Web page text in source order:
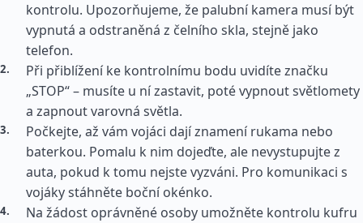
kontrolu. Upozorňujeme, že palubní kamera musí být
vypnutá a odstraněná z čelního skla, stejně jako
telefon.
Při přiblížení ke kontrolnímu bodu uvidíte značku
„STOP“ – musíte u ní zastavit, poté vypnout světlomety
a zapnout varovná světla.
Počkejte, až vám vojáci dají znamení rukama nebo
baterkou. Pomalu k nim dojeďte, ale nevystupujte z
auta, pokud k tomu nejste vyzváni. Pro komunikaci s
vojáky stáhněte boční okénko.
Na žádost oprávněné osoby umožněte kontrolu kufru